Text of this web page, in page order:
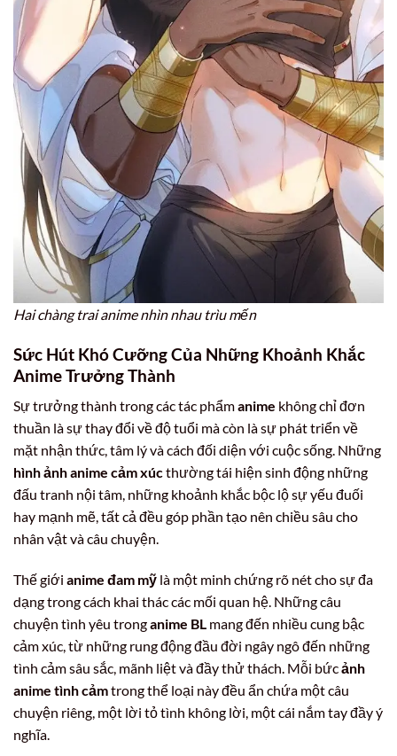
Hai chàng trai anime nhìn nhau trìu mến
Sức Hút Khó Cưỡng Của Những Khoảnh Khắc
Anime Trưởng Thành
Sự trưởng thành trong các tác phẩmanime không chỉ đơn
thuần là sự thay đổi về độ tuổi mà còn là sự phát triển về
mặt nhận thức, tâm lý và cách đối diện với cuộc sống. Những
hình ảnh anime cảm xúcthường tái hiện sinh động những
đấu tranh nội tâm, những khoảnh khắc bộc lộ sự yếu đuối
hay mạnh mẽ, tất cả đều góp phần tạo nên chiều sâu cho
nhân vật và câu chuyện.
Thế giới anime đam mỹ là một minh chứng rõ nét cho sự đa
dạng trong cách khai thác các mối quan hệ. Những câu
chuyện tình yêu tronganime BL mang đến nhiều cung bậc
cảm xúc, từ những rung động đầu đời ngây ngô đến những
tình cảm sâu sắc, mãnh liệt và đầy thử thách. Mỗi bứcảnh
anime tình cảmtrong thể loại này đều ẩn chứa một câu
chuyện riêng, một lời tỏ tình không lời, một cái nắm tay đầy ý
nghĩa.